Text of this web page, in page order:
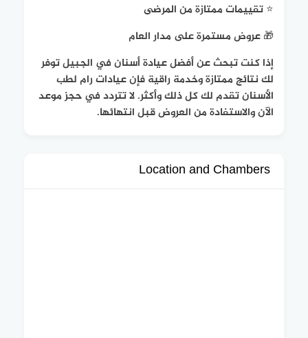
⭐ تقييمات ممتازة من المرضى
🎁 عروض مستمرة على مدار العام
إذا كنت تبحث عن أفضل عيادة أسنان في الجبيل توفر
لك نتائج ممتازة وخدمة راقية فإن عيادات رام لطب
الأسنان تقدم لك كل ذلك وأكثر. لا تتردد في حجز موعد
الآن والاستفادة من العروض قبل انتهائها.
Location and Chambers